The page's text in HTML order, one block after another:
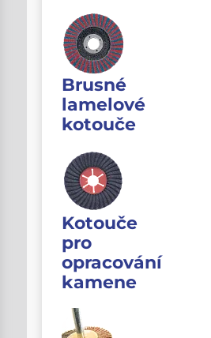
Brusné
lamelové
kotouče
Kotouče
pro
opracování
kamene